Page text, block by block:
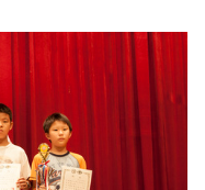
任領隊，林敏發老師擔任
他代表隊同場競技，爭